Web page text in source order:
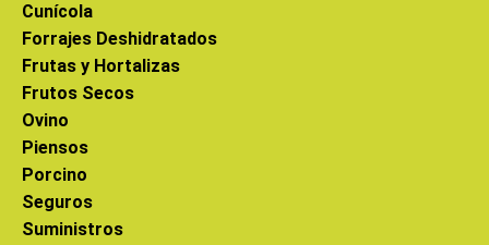
Cunícola
Forrajes Deshidratados
Frutas y Hortalizas
Frutos Secos
Ovino
Piensos
Porcino
Seguros
Suministros